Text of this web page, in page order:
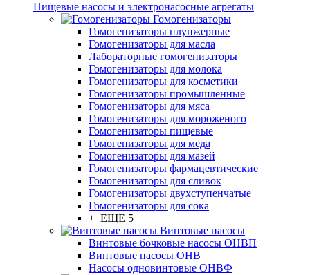
Пищевые насосы и электронасосные агрегаты
Гомогенизаторы
Гомогенизаторы плунжерные
Гомогенизаторы для масла
Лабораторные гомогенизаторы
Гомогенизаторы для молока
Гомогенизаторы для косметики
Гомогенизаторы промышленные
Гомогенизаторы для мяса
Гомогенизаторы для мороженого
Гомогенизаторы пищевые
Гомогенизаторы для меда
Гомогенизаторы для мазей
Гомогенизаторы фармацевтические
Гомогенизаторы для сливок
Гомогенизаторы двухступенчатые
Гомогенизаторы для сока
+ ЕЩЕ 5
Винтовые насосы
Винтовые бочковые насосы ОНВП
Винтовые насосы ОНВ
Насосы одновинтовые ОНВФ